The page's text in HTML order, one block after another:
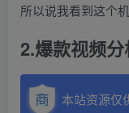
所以说我看到这个
2.爆款视频分
本站资源仅